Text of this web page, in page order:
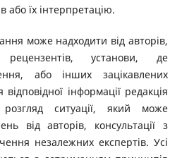
або їх інтерпретацію.
може надходити від авторів,
рецензентів, установи, де
або інших зацікавлених
інформації редакція
ситуації, який може
від авторів, консультації з
незалежних експертів. Усі